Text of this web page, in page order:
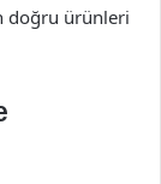
doğru ürünleri